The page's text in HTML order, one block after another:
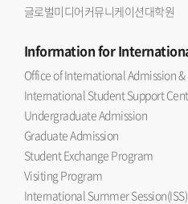
글로벌미디어커뮤니케이션대학원
Informationfor
Office of International Admission
International Student Support
Undergraduate Admission
Graduate Admission
Student Exchange Program
Visiting Program
International Summer Session(ISS)